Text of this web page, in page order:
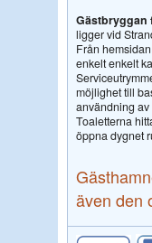
Gästbryggan
ligger vid
Från
enkelt enkelt
möjlighet till
användning
Toaletterna
öppna dygnet
även den